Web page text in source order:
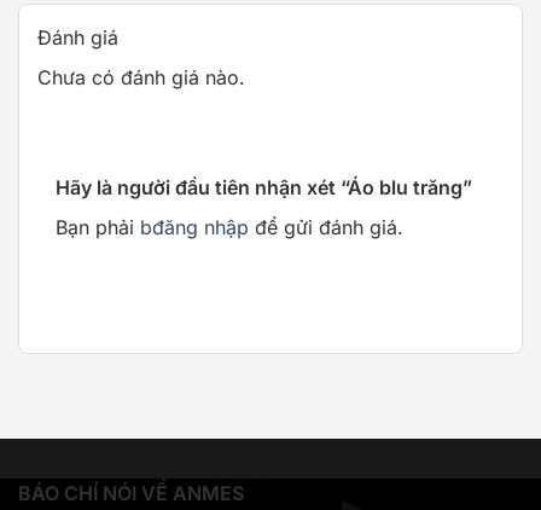
Đánh giá
Chưa có đánh giá nào.
Hãy là người đầu tiên nhận xét “Áo blu trăng”
Bạn phải bđăng nhập để gửi đánh giá.
BÁO CHÍ NÓI VỀ ANMES